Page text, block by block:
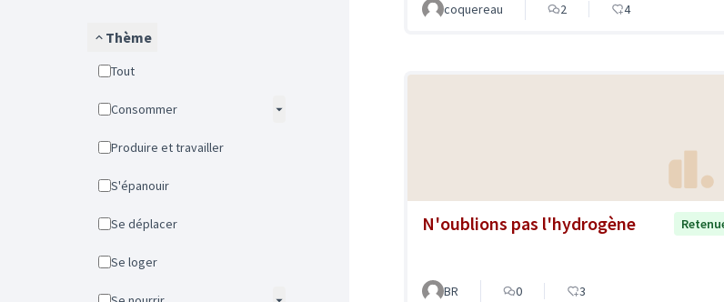
Thème
Tout
Consommer
Produire et travailler
S'épanouir
Se déplacer
Se loger
coquereau 2 4
N'oublions pas l'hydrogène
BR 0 3